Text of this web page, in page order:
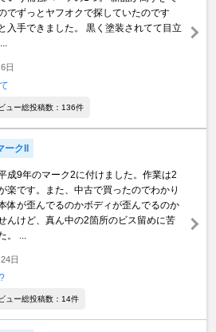
でずっとヤフオクで探していたのです
入手できました。 黒く塗装されてて目立
日
ュー総投稿数：136件
ークII
成9年のマーク2に付けました。作業は2
楽です。また、中古で買ったのでわかり
体が歪んでるのかボディが歪んでるのか
んけど、真ん中の2箇所のビス留めに苦
。 ...
日
ュー総投稿数：14件